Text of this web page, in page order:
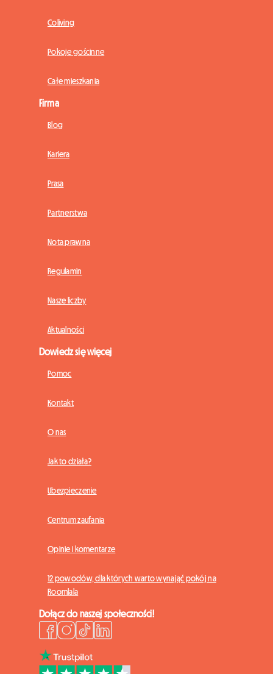
Coliving
Pokoje gościnne
Całe mieszkania
Firma
Blog
Kariera
Prasa
Partnerstwa
Nota prawna
Regulamin
Nasze liczby
Aktualności
Dowiedz się więcej
Pomoc
Kontakt
O nas
Jak to działa?
Ubezpieczenie
Centrum zaufania
Opinie i komentarze
12 powodów, dla których warto wynająć pokój na
Roomlala
Dołącz do naszej społeczności!